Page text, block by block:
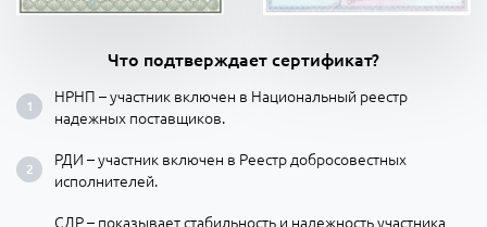
Что подтверждает сертификат?
НРНП – участник включен в Национальный реестр
надежных поставщиков.
РДИ – участник включен в Реестр добросовестных
исполнителей.
СДР – показывает стабильность и надежность участника